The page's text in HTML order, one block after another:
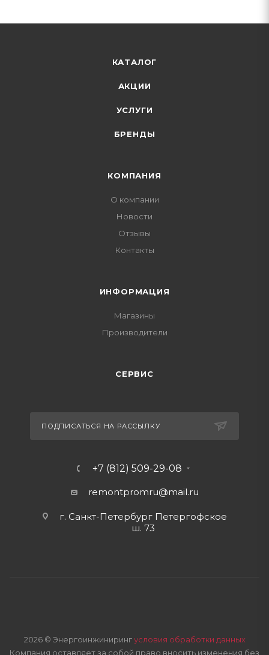
КАТАЛОГ
АКЦИИ
УСЛУГИ
БРЕНДЫ
КОМПАНИЯ
О компании
Новости
Отзывы
Контакты
ИНФОРМАЦИЯ
Магазины
Производители
СЕРВИС
ПОДПИСАТЬСЯ НА РАССЫЛКУ
+7 (812) 509-29-08
remontpromru@mail.ru
г. Санкт-Петербург Петергофское
ш. 73
2026 © Энергоинжинирингусловия обработки данных
Компания оставляет за собой право вносить изменения без